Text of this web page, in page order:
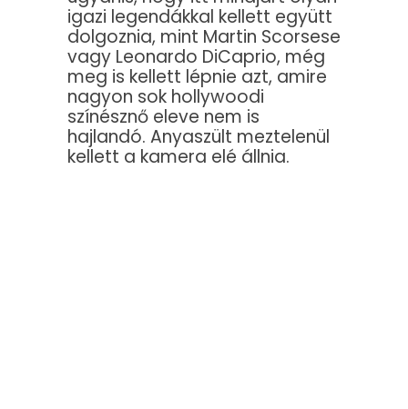
igazi legendákkal kellett együtt
dolgoznia, mint Martin Scorsese
vagy Leonardo DiCaprio, még
meg is kellett lépnie azt, amire
nagyon sok hollywoodi
színésznő eleve nem is
hajlandó. Anyaszült meztelenül
kellett a kamera elé állnia.